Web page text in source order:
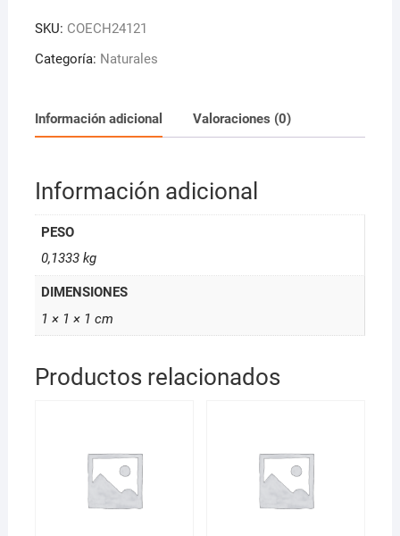
Echosline
Vegan
SKU: COECH24121
Categoría: Naturales
Información adicional Valoraciones (0)
Información adicional
PESO
0,1333 kg
DIMENSIONES
1 × 1 × 1 cm
Productos relacionados